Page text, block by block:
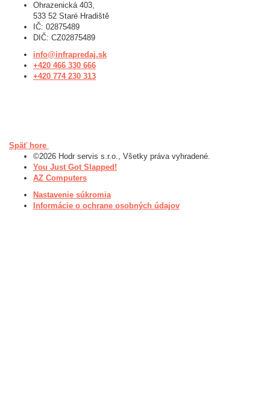
Ohrazenická 403,
533 52 Staré Hradiště
IČ: 02875489
DIČ: CZ02875489
info@infrapredaj.sk
+420 466 330 666
+420 774 230 313
Späť hore
©2026 Hodr servis s.r.o., Všetky práva vyhradené.
You Just Got Slapped!
AZ Computers
Nastavenie súkromia
Informácie o ochrane osobných údajov